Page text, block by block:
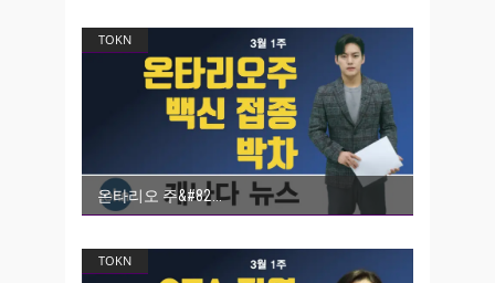
TOKN
온타리오 주&#82
TOKN